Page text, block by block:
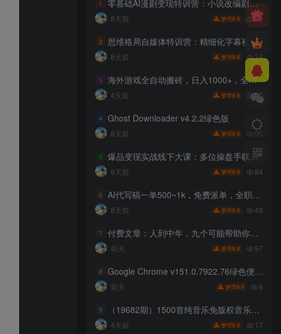
1 零基础AI漫剧变现特训营：小说改编剧本分镜实操，AI建模剪辑发布一站式教程
8天前 梦币9.9 69
2 思维格局自媒体特训营：精细化字幕视觉设计教学，AI提示词批量产出优质内容
8天前 梦币9.9 34
3 海外游戏全自动搬砖，日入1000+，全天无人值守，绿色稳定！
4天前 梦币9.9 47
4 Ghost Downloader v4.2.2绿色版
8天前 梦币9.9 90
5 爆品变现实战线下大课：多位操盘手联合分享，产品IP私域成交一体化落地打法
9天前 梦币9.9 84
6 AI代写稿一单500~1k，免费派单，全职月入2W+，会打字就能干，副业全职都行【揭秘】
8天前 梦币9.9 48
7 付费文章：人到中年，九个可能帮助你延长寿命的习惯
前天 梦币9.9 97
8 Google Chrome v151.0.7922.76绿色便携版
前天 梦币9.9 6
9 （19682期）1500首纯音乐免版权音乐包，中文分类，自费购买素材，抖音快手自媒体音效素材资源
4天前 梦币9.9 17